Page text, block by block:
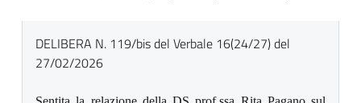
DELIBERA N. 119/bis del Verbale 16(24/27) del
27/02/2026